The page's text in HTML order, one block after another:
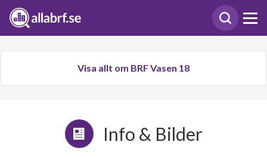
Visa allt om BRF Vasen 18
Info & Bilder